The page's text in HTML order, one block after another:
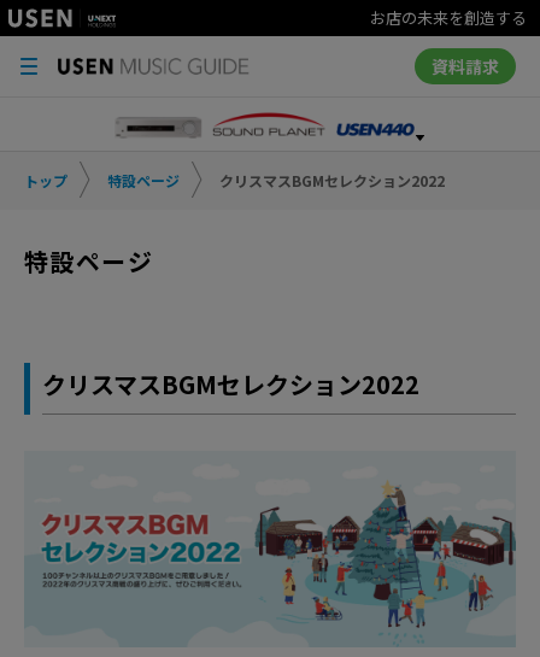
お店の未来を創造する
資料請求
トップ 特設ページ クリスマスBGMセレクション2022
特設ページ
クリスマスBGMセレクション2022